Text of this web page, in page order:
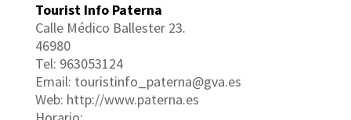
Tourist Info Paterna
Calle Médico Ballester 23.
46980
Tel: 963053124
Email: touristinfo_paterna@gva.es
Web: http://www.paterna.es